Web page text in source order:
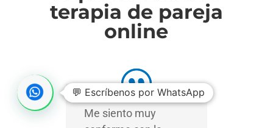
terapia de pareja
online
Me siento muy
💬 Escríbenos por WhatsApp